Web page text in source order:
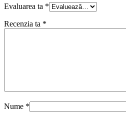
Evaluarea ta *
Recenzia ta *
Nume *